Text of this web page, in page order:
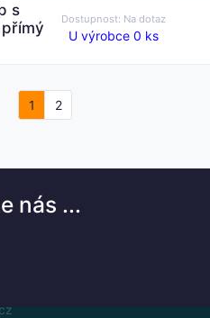
s
Dostupnost: Na dotaz
U výrobce 0 ks
1 2
nás ...